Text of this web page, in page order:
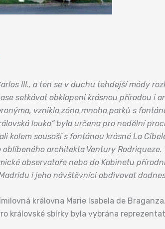
III., a ten se v duchu tehdejší módy
setkávat obklopeni krásnou přírodou i
vznikla zóna mnoha parků s
louka“ byla určena pro nedělní
kolem sousoší s fontánou krásné La
architekta Ventury
observatoře nebo do Kabinetu
i jeho návštěvníci obdivovat
královna Marie Isabela de
královské sbírky byla vybrána